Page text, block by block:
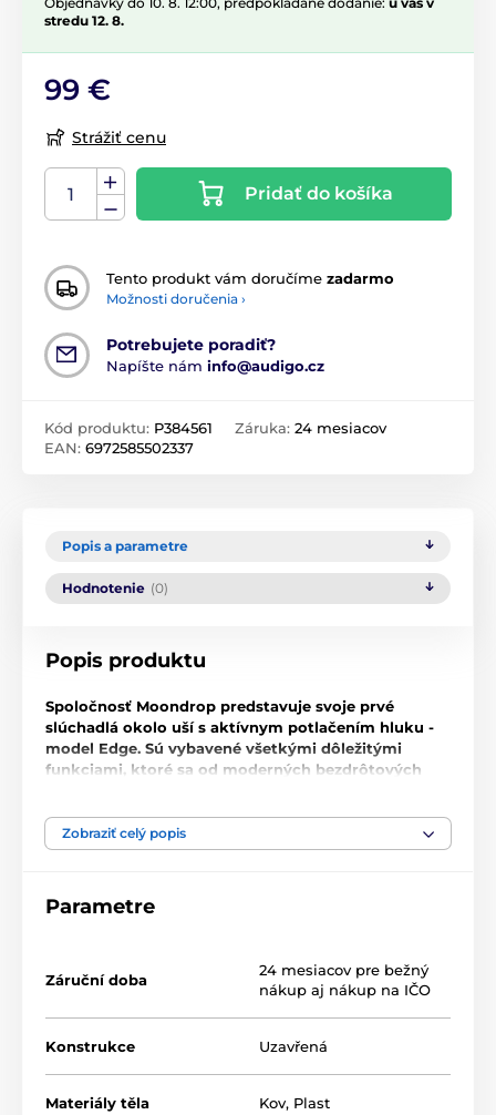
stredu 12. 8.
99 €
Strážiť cenu
Pridať do košíka
Tento produkt vám doručíme zadarmo
Možnosti doručenia ›
Potrebujete poradiť?
Napíšte nám info@audigo.cz
Kód produktu: P384561
EAN: 6972585502337
Záruka: 24 mesiacov
Popis a parametre
Hodnotenie (0)
Popis produktu
Spoločnosť Moondrop predstavuje svoje prvé
slúchadlá okolo uší s aktívnym potlačením hluku -
model Edge. Sú vybavené všetkými dôležitými
funkciami, ktoré sa od moderných bezdrôtových
transparentný režim, najmodernejší kodek
Bluetooth LDAC a 48 hodín výdrže na jedno nabitie
Kodek LDAC s minimálnym oneskorením zvuku a
kvalitou HiRes
48 hodín počúvania na jedno nabitie
4 hodiny počůvania po 5 minútach nabíjania
Zobraziť celý popis
Parametre
Záruční doba
24 mesiacov pre bežný
nákup aj nákup na IČO
Konstrukce Uzavřená
Materiály těla Kov, Plast